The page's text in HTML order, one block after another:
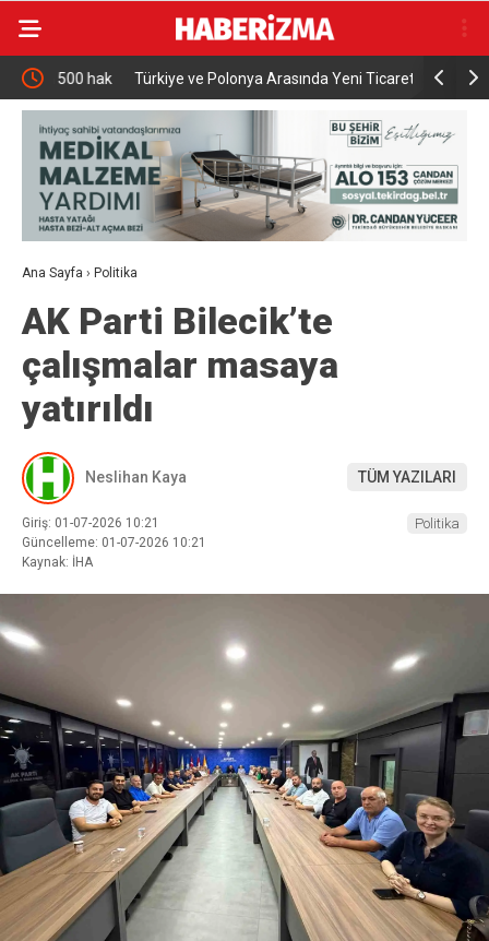
hak Türkiye ve Polonya Arasında Yeni Ticaret Hedefi 15
Milyar Dolar
İnegöl’de Soğan
Pazarda
Ana Sayfa › Politika
AK Parti Bilecik’te
çalışmalar masaya
yatırıldı
Neslihan Kaya TÜM YAZILARI
Giriş: 01-07-2026 10:21
Güncelleme: 01-07-2026 10:21
Kaynak: İHA
Politika